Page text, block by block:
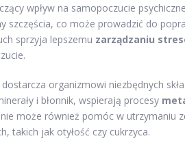
wpływ na samopoczucie
szczęścia, co może prowadzić do
sprzyja lepszemu zarządzaniu
organizmowi niezbędnych
i błonnik, wspierają procesy
może również pomóc w utrzymaniu
takich jak otyłość czy cukrzyca.